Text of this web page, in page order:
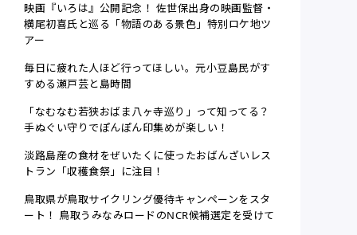
映画『いろは』公開記念！ 佐世保出身の映画監督・
横尾初喜氏と巡る「物語のある景色」特別ロケ地ツ
アー
毎日に疲れた人ほど行ってほしい。元小豆島民がす
すめる瀬戸芸と島時間
「なむなむ若狭おばま八ヶ寺巡り」って知ってる？
手ぬぐい守りでぽんぽん印集めが楽しい！
淡路島産の食材をぜいたくに使ったおばんざいレス
トラン「収穫食祭」に注目！
鳥取県が鳥取サイクリング優待キャンペーンをスタ
ート！ 鳥取うみなみロードのNCR候補選定を受けて